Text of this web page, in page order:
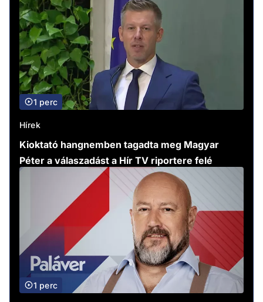
1 perc
Hírek
Kioktató hangnemben tagadta meg Magyar
Péter a válaszadást a Hír TV riportere felé
1 perc